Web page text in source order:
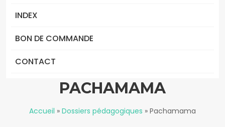
INDEX
BON DE COMMANDE
CONTACT
PACHAMAMA
Accueil » Dossiers pédagogiques » Pachamama